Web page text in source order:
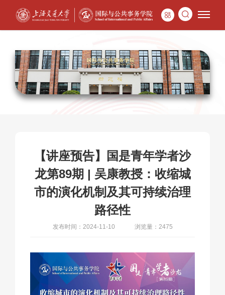
【讲座预告】国是青年学者沙
龙第89期 | 吴康教授：收缩城
市的演化机制及其可持续治理
路径性
发布时间：2024-11-10 浏览量：2475